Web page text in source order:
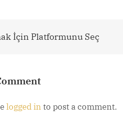
İçin Platformunu Seç
logged into post a comment.